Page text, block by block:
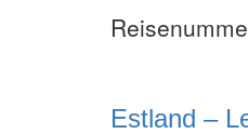
Estland –